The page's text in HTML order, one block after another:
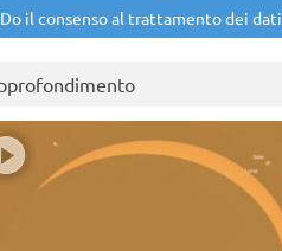
Do il consenso al trattamento dei dati